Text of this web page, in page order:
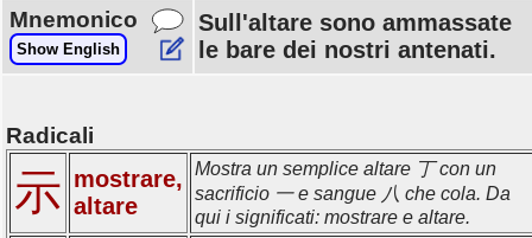
Mnemonico
Show English
Sull'altare sono ammassate
le bare dei nostri antenati.
Radicali
示 mostrare,
altare
Mostra un semplice altare 丁 con un
sacrificio 一 e sangue 八 che cola. Da
qui i significati: mostrare e altare.